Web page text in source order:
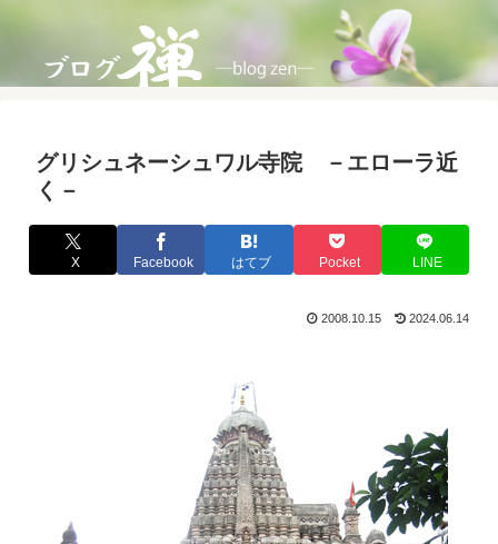
グリシュネーシュワル寺院 －エローラ近
く－
X Facebook はてブ Pocket LINE
2008.10.15 2024.06.14